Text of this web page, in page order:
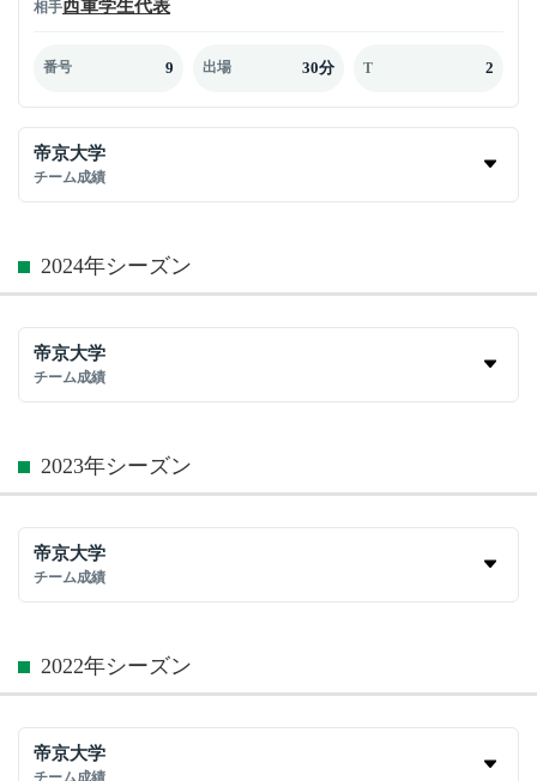
相手西軍学生代表
番号 9 出場 30分 T 2
帝京大学
チーム成績
2024年シーズン
帝京大学
チーム成績
2023年シーズン
帝京大学
チーム成績
2022年シーズン
帝京大学
チーム成績